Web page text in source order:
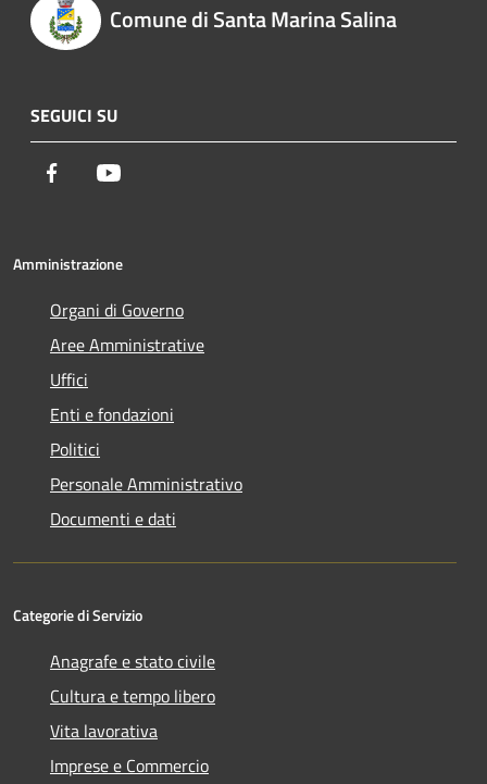
Comune di Santa Marina Salina
SEGUICI SU
Facebook
Amministrazione
Organi di Governo
Aree Amministrative
Uffici
Enti e fondazioni
Politici
Personale Amministrativo
Documenti e dati
Categorie di Servizio
Anagrafe e stato civile
Cultura e tempo libero
Vita lavorativa
Imprese e Commercio